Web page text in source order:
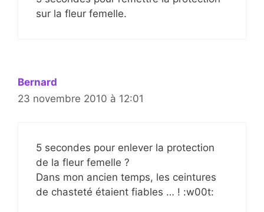
sur la fleur femelle.
Bernard
23 novembre 2010 à 12:01
5 secondes pour enlever la protection
de la fleur femelle ?
Dans mon ancien temps, les ceintures
de chasteté étaient fiables … ! :w00t: